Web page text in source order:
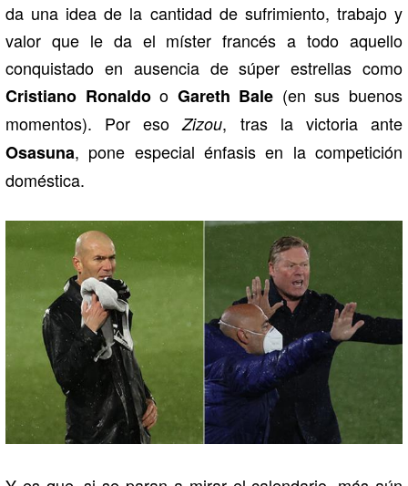
da una idea de la cantidad de sufrimiento, trabajo y
valor que le da el míster francés a todo aquello
conquistado en ausencia de súper estrellas como
Cristiano Ronaldoo Gareth Bale (en sus buenos
momentos). Por esoZizou, tras la victoria ante
Osasuna, pone especial énfasis en la competición
doméstica.